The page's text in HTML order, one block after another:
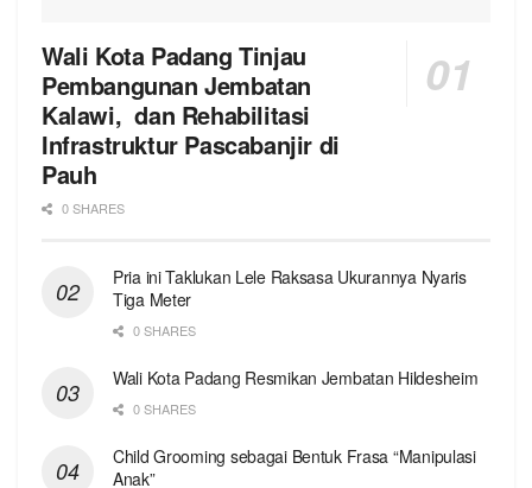
Wali Kota Padang Tinjau
Pembangunan Jembatan
Kalawi, dan Rehabilitasi
Infrastruktur Pascabanjir di
Pauh
0 SHARES
Pria ini Taklukan Lele Raksasa Ukurannya Nyaris
Tiga Meter
0 SHARES
Wali Kota Padang Resmikan Jembatan Hildesheim
0 SHARES
Child Grooming sebagai Bentuk Frasa “Manipulasi
Anak”